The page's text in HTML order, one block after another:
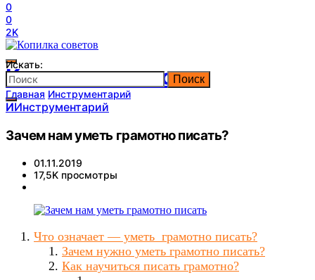
0
0
2K
Копилка советов
Искать:
Поиск
Главная Инструментарий
ИИнструментарий
Зачем нам уметь грамотно писать?
01.11.2019
17,5K просмотры
Что означает — уметь грамотно писать?
Зачем нужно уметь грамотно писать?
Как научиться писать грамотно?